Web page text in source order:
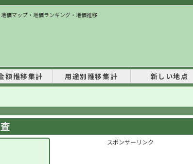
価マップ・地価ランキング・地価推移
額推移集計 用途別推移集計 新しい地点
スポンサーリンク